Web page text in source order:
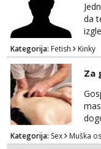
da
on
Kategorija: Fetish Kinky
Za
Kategorija: Sex Muška